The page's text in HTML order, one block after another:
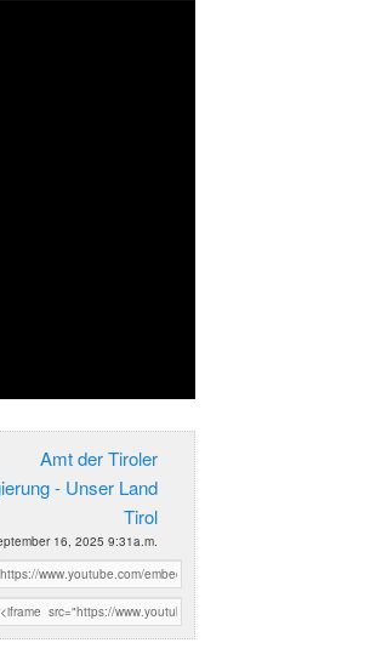
Amt der Tiroler
- Unser Land
Tirol
16, 2025 9:31a.m.